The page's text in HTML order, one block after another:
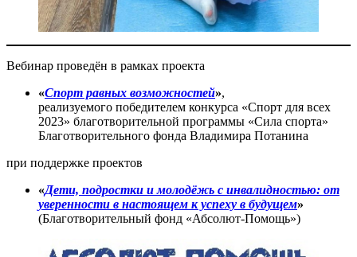
Вебинар проведён в рамках проекта
«Спорт равных возможностей»,
реализуемого победителем конкурса «Спорт для всех
2023» благотворительной программы «Сила спорта»
Благотворительного фонда Владимира Потанина
при поддержке проектов
«Дети, подростки и молодёжь с инвалидностью: от
уверенности в настоящем к успеху в будущем»
(Благотворительный фонд «Абсолют-Помощь»)